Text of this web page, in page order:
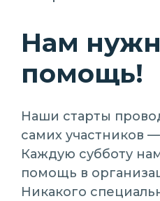
Нам
помощь!
Наши старты
самих участников
Каждую субботу
помощь в
Никакого